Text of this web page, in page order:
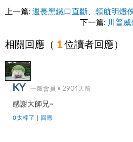
上一篇: 週長黑鐵口直斷、領航明燈
下一篇: 川普
相關回應（ 1位讀者回應）
KY 一般會員 • 2904天前
感謝大師兄~
0 太棒了 ｜ 回應